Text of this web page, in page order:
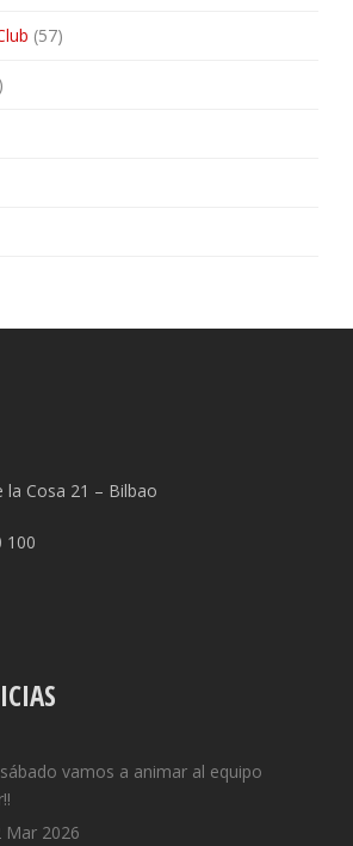
(57)
la Cosa 21 – Bilbao
100
sábado vamos a animar al equipo
Mar 2026